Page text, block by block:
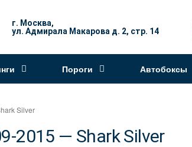
г. Москва,
ул. Адмирала Макарова д. 2, стр. 14
Пороги Автобоксы
Silver
2015 — Shark Silver